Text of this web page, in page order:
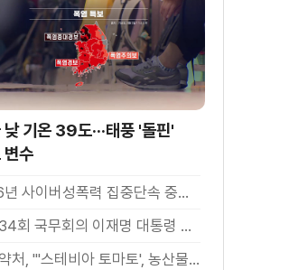
낮 기온 39도···태풍 '돌핀'
변수
'26년 사이버성폭력 집중단속 중간성과 발표···향후 추진계획은?
제34회 국무회의 이재명 대통령 모두발언
식약처, "'스테비아 토마토', 농산물 아닌 가공식품"